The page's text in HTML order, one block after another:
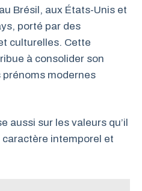
Brésil, aux États-Unis et
porté par des
culturelles. Cette
à consolider son
prénoms modernes
aussi sur les valeurs qu’il
intemporel et